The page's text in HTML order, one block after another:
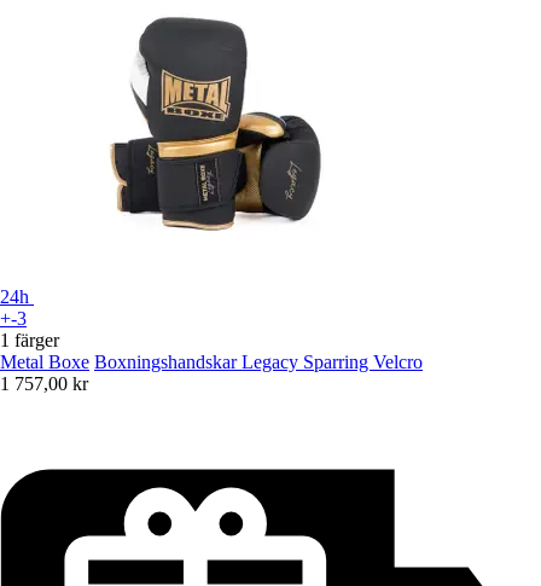
24h
+-3
1 färger
Metal Boxe Boxningshandskar Legacy Sparring Velcro
1 757,00 kr